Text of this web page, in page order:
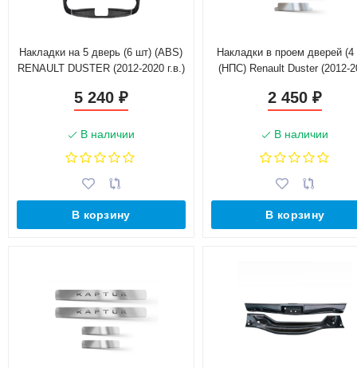
Накладки на 5 дверь (6 шт) (ABS)
RENAULT DUSTER (2012-2020 г.в.)
5 240 ₽
В наличии
В корзину
Накладки в проем дверей
(НПС) Renault Duster (2012-
2 450₽
В наличии
В корзину